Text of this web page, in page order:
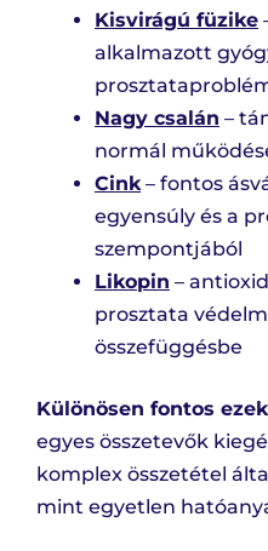
Kisvirágú füzike
alkalmazott
Nagy csalán –
normál
Cink – fontos
egyensúly és a
szempontjából
Likopin –
prosztata
összefüggésbe
Különösen fontos
egyes összetevők
komplex összetétel
mint egyetlen